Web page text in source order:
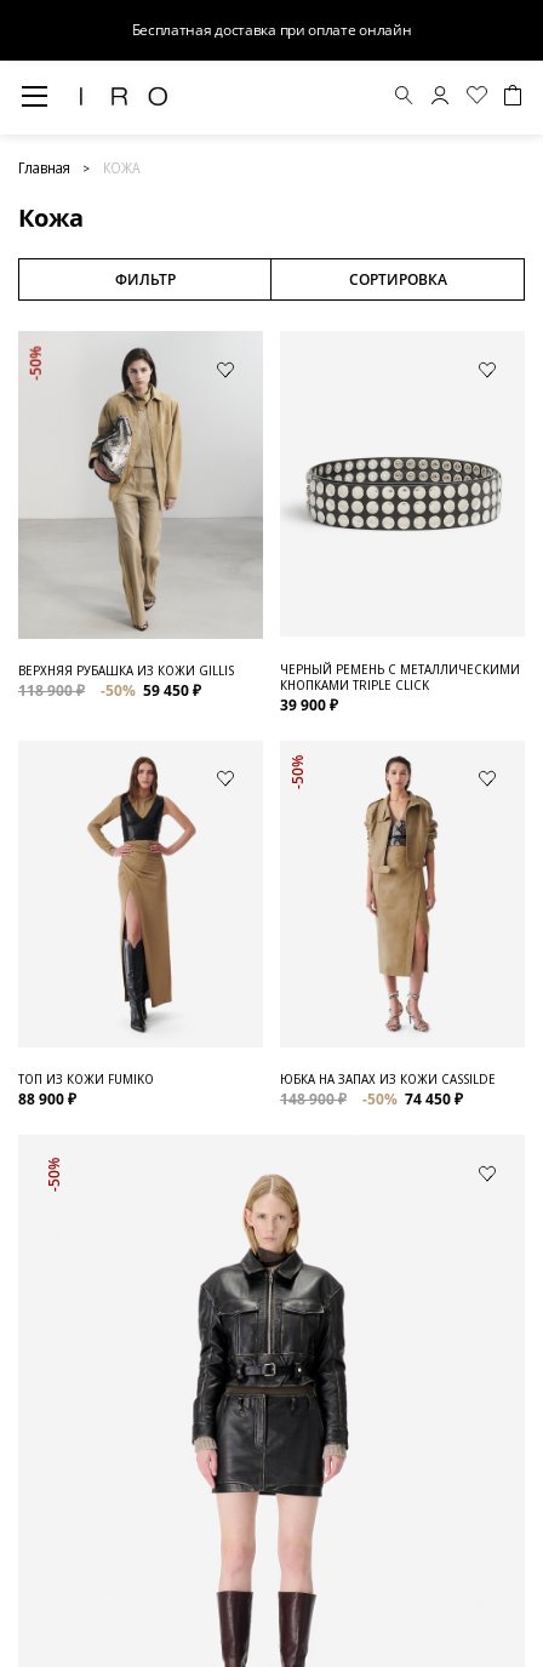
Бесплатная доставка при оплате онлайн
Главная КОЖА
Кожа
ФИЛЬТР СОРТИРОВКА
-50%
ВЕРХНЯЯ РУБАШКА ИЗ КОЖИ GILLIS
118 900 ₽ -50% 59 450 ₽
ЧЕРНЫЙ РЕМЕНЬ С МЕТАЛЛИЧЕСКИМИ
КНОПКАМИ TRIPLE CLICK
39 900 ₽
ТОП ИЗ КОЖИ FUMIKO
88 900 ₽
-50%
ЮБКА НА ЗАПАХ ИЗ КОЖИ CASSILDE
148 900 ₽ -50% 74 450 ₽
-50%